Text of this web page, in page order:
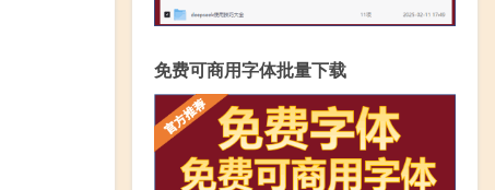
免费可商用字体批量下载